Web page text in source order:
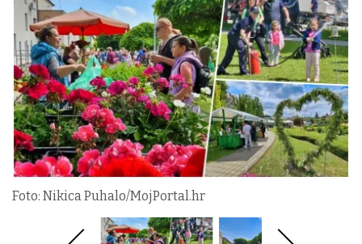
Foto: Nikica Puhalo/MojPortal.hr